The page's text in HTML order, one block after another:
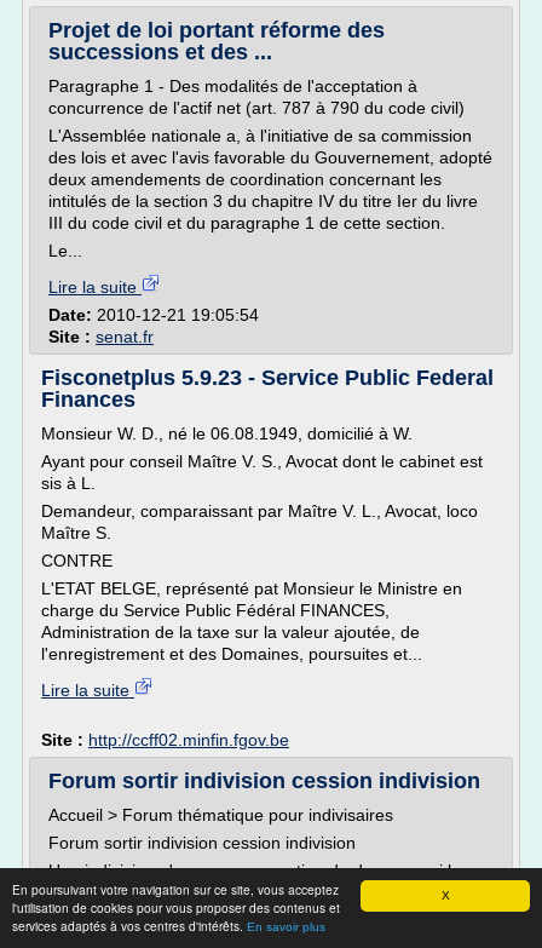
X
En poursuivant votre navigation sur ce site, vous acceptez
l'utilisation de cookies pour vous proposer des contenus et
services adaptés à vos centres d'intérêts. En savoir plus
Projet de loi portant réforme des
successions et des ...
Paragraphe 1 - Des modalités de l'acceptation à
concurrence de l'actif net (art. 787 à 790 du code civil)
L'Assemblée nationale a, à l'initiative de sa commission
des lois et avec l'avis favorable du Gouvernement, adopté
deux amendements de coordination concernant les
intitulés de la section 3 du chapitre IV du titre Ier du livre
III du code civil et du paragraphe 1 de cette section.
Le...
Lire la suite
Date: 2010-12-21 19:05:54
Site : senat.fr
Fisconetplus 5.9.23 - Service Public Federal
Finances
Monsieur W. D., né le 06.08.1949, domicilié à W.
Ayant pour conseil Maître V. S., Avocat dont le cabinet est
sis à L.
Demandeur, comparaissant par Maître V. L., Avocat, loco
Maître S.
CONTRE
L'ETAT BELGE, représenté pat Monsieur le Ministre en
charge du Service Public Fédéral FINANCES,
Administration de la taxe sur la valeur ajoutée, de
l'enregistrement et des Domaines, poursuites et...
Lire la suite
Site : http://ccff02.minfin.fgov.be
Forum sortir indivision cession indivision
Accueil > Forum thématique pour indivisaires
Forum sortir indivision cession indivision
Une indivision n'a pas pour vocation de durer, aussi la
sortie d'une indivision est plus facile que de sortir d'une
SCI.